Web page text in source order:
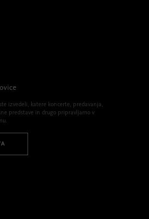
izvedeli, katere koncerte, predavanja,
predstave in drugo pripravljamo v